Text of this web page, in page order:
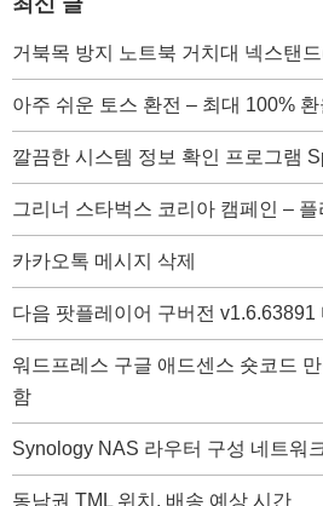
거북목 방지 노트북 거치대 넥스탠
아주 쉬운 토스 환전 – 최대 100% 환
깔끔한 시스템 정보 확인 프로그램
그리너 스타벅스 코리아 캠페인 – 플
카카오톡 메시지 삭제
다음 팟플레이어 구버전 v1.6.63891
워드프레스 구글 애드센스 숏코드
함
Synology NAS 라우터 구성 네트워
동남권 TML 위치, 배송 예상 시간